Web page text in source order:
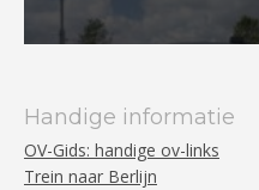
Handige informatie
OV-Gids: handige ov-links
Trein naar Berlijn